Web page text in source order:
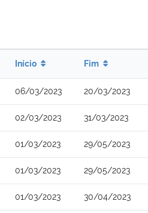
Início Fim
06/03/2023 20/03/2023
02/03/2023 31/03/2023
01/03/2023 29/05/2023
01/03/2023 29/05/2023
01/03/2023 30/04/2023